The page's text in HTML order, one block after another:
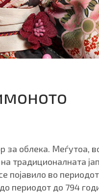
за облека. Меѓутоа,
традиционалната
појавило во
периодот до 794